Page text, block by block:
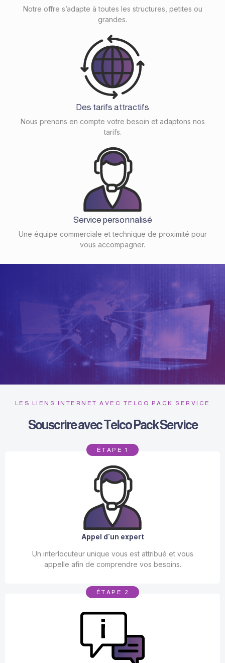
Notre offre s’adapte à toutes les structures, petites ou
grandes.
Des tarifs attractifs
Nous prenons en compte votre besoin et adaptons nos
tarifs.
Service personnalisé
Une équipe commerciale et technique de proximité pour
vous accompagner.
LES LIENS INTERNET AVEC TELCO PACK SERVICE
Souscrire avec Telco Pack Service
ÉTAPE 1
Appel d'un expert
Un interlocuteur unique vous est attribué et vous
appelle afin de comprendre vos besoins.
ÉTAPE 2